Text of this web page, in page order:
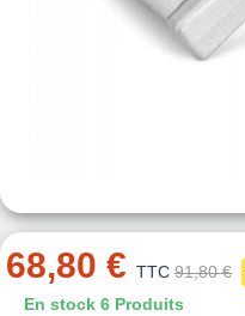
68,80 € TTC 91,80 €
En stock 6 Produits